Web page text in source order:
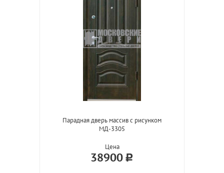
Парадная дверь массив с рисунком
МД-3305
Цена
38900